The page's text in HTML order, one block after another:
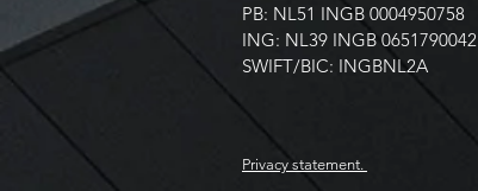
PB: NL51 INGB 0004950758
ING: NL39 INGB 0651790042
SWIFT/BIC: INGBNL2A
Privacy statement.